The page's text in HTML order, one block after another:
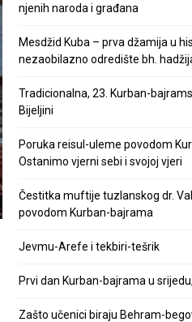
njenih naroda i građana
Mesdžid Kuba – prva džamija u
nezaobilazno odredište bh.
Tradicionalna, 23. Kurban-
Bijeljini
Poruka reisul-uleme povodom
Ostanimo vjerni sebi i svojoj vjeri
Čestitka muftije tuzlanskog dr.
povodom Kurban-bajrama
Jevmu-Arefe i tekbiri-tešrik
Prvi dan Kurban-bajrama u
Zašto učenici biraju Behram-